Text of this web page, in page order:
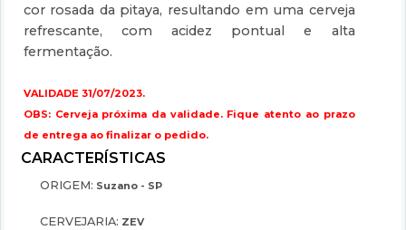
cor rosada da pitaya, resultando em uma cerveja
refrescante, com acidez pontual e alta
fermentação.
VALIDADE 31/07/2023.
OBS: Cerveja próxima da validade. Fique atento ao prazo
de entrega ao finalizar o pedido.
ORIGEM: Suzano - SP
CERVEJARIA: ZEV